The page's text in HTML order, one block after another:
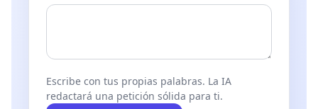
Escribe con tus propias palabras. La IA
redactará una petición sólida para ti.